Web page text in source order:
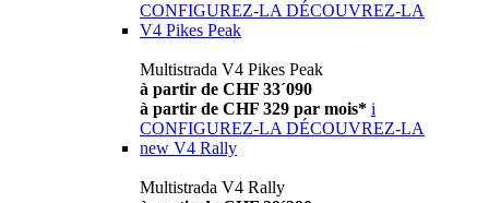
CONFIGUREZ-LA DÉCOUVREZ-LA
V4 Pikes Peak
Multistrada V4 Pikes Peak
à partir de CHF 33´090
à partir de CHF 329 par mois* i
CONFIGUREZ-LA DÉCOUVREZ-LA
new V4 Rally
Multistrada V4 Rally